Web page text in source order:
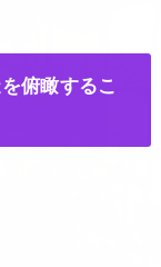
俯瞰するこ